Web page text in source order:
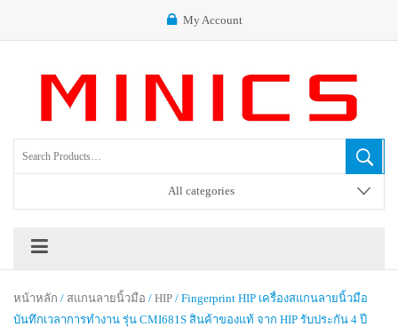
My Account
All categories
หน้าหลัก / สแกนลายนิ้วมือ / HIP / Fingerprint HIP เครื่องสแกนลายนิ้วมือ
บันทึกเวลาการทำงาน รุ่น CMI681S สินค้าของแท้ จาก HIP รับประกัน 4 ปี